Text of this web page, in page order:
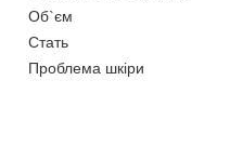
Об`єм
Стать
Проблема шкіри